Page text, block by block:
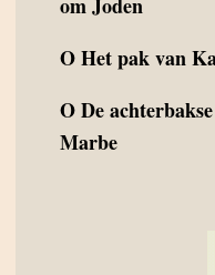
OHet pak van
ODe
Marbe